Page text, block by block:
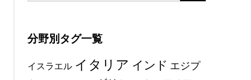
分野別タグ一覧
イスラエル イタリア インド エジプ